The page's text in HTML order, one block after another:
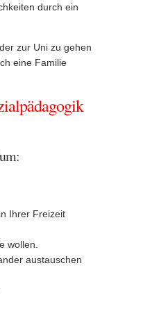
durch ein
zur Uni zu gehen
eine Familie
Ihrer Freizeit
wollen.
austauschen